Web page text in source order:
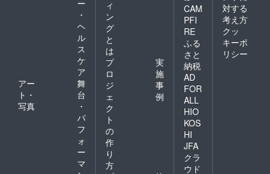
ー
・
ヘ
ル
ス
ケ
ア
アー
ト・
写真
舞
台
・
パ
フ
ォ
ー
マ
ィ
ン
グ
と
は
プ
ロ
ジ
ェ
ク
ト
の
作
り
方
実
施
事
例
CAM
PFI
RE
ふる
さと
納税
AD
FOR
ALL
HIO
KOS
HI
JFA
クラ
ウド
対する
考え方
クッ
キーポ
リシー